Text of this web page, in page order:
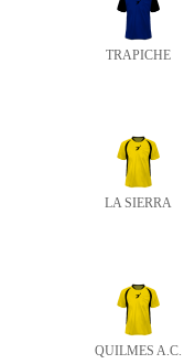
TRAPICHE
LA SIERRA
QUILMES A.C.